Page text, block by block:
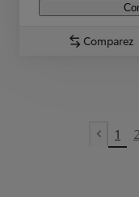
Comparez
1 2